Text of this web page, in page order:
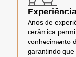
Anos de
cerâmica
conhecimento
garantindo que